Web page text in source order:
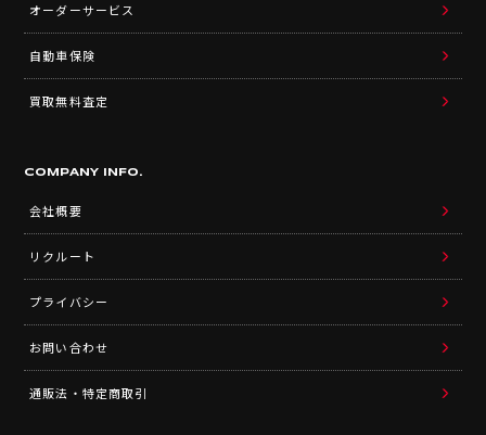
オーダーサービス
自動車保険
買取無料査定
COMPANY INFO.
会社概要
リクルート
プライバシー
お問い合わせ
通販法・特定商取引